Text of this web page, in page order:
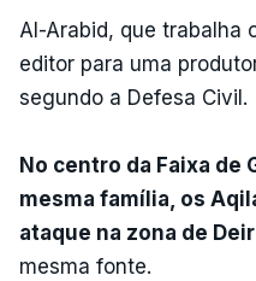
Al-Arabid, que trabalha
editor para uma
segundo a Defesa Civil.
No centro da Faixa de
mesma família, os
ataque na zona de
mesma fonte.